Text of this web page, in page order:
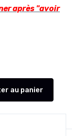
après "avoir
au panier